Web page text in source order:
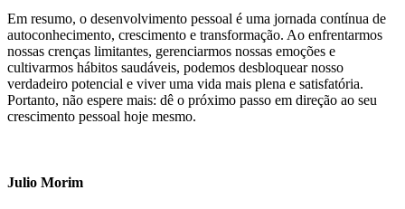
Em resumo, o desenvolvimento pessoal é uma jornada contínua de
autoconhecimento, crescimento e transformação. Ao enfrentarmos
nossas crenças limitantes, gerenciarmos nossas emoções e
cultivarmos hábitos saudáveis, podemos desbloquear nosso
verdadeiro potencial e viver uma vida mais plena e satisfatória.
Portanto, não espere mais: dê o próximo passo em direção ao seu
crescimento pessoal hoje mesmo.
Julio Morim